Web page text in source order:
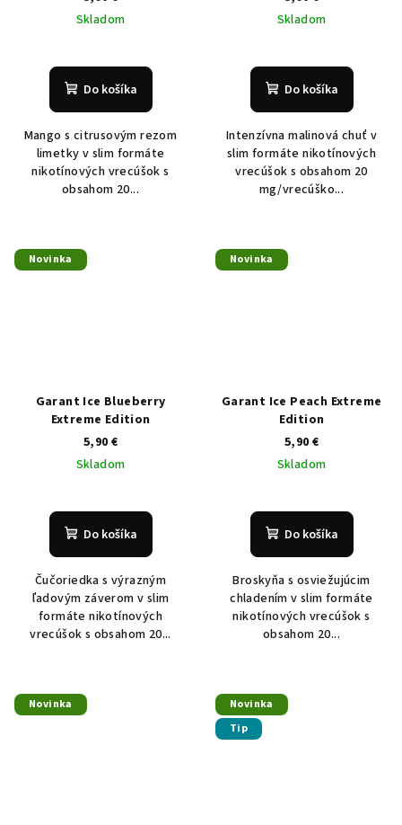
Skladom
Do košíka
Mango s citrusovým rezom
limetky v slim formáte
nikotínových vrecúšok s
obsahom 20...
Skladom
Do košíka
Intenzívna malinová chuť v
slim formáte nikotínových
vrecúšok s obsahom 20
mg/vrecúško...
Novinka
Garant Ice Blueberry
Extreme Edition
5,90 €
Skladom
Do košíka
Čučoriedka s výrazným
ľadovým záverom v slim
formáte nikotínových
vrecúšok s obsahom 20...
Novinka
Garant Ice Peach Extreme
Edition
5,90 €
Skladom
Do košíka
Broskyňa s osviežujúcim
chladením v slim formáte
nikotínových vrecúšok s
obsahom 20...
Novinka
Novinka
Tip